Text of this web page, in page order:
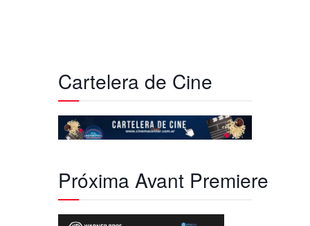
Cartelera de Cine
Próxima Avant Premiere